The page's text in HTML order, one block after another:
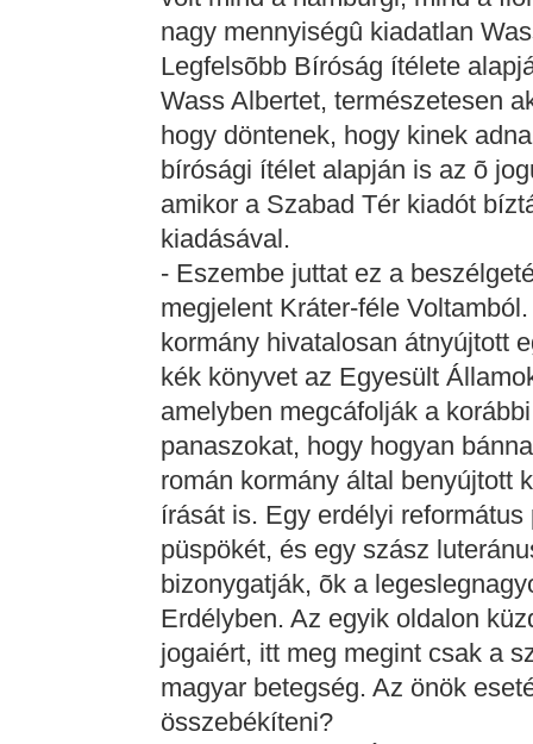
nagy mennyiségû kiadatlan
Legfelsõbb Bíróság ítélete
Wass Albertet, természetesen
hogy döntenek, hogy kinek
bírósági ítélet alapján is az õ
amikor a Szabad Tér kiadót
kiadásával.
- Eszembe juttat ez a
megjelent Kráter-féle
kormány hivatalosan átnyújtott
kék könyvet az Egyesült
amelyben megcáfolják a
panaszokat, hogy hogyan
román kormány által benyújtott
írását is. Egy erdélyi
püspökét, és egy szász
bizonygatják, õk a
Erdélyben. Az egyik oldalon
jogaiért, itt meg megint csak a
magyar betegség. Az önök
összebékíteni?